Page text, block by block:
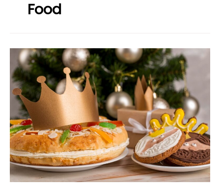
Food
Curabitur
sodales
ligula
in
libero